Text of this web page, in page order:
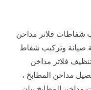
شفاطات فلاتر مداخن
صيانة وتركيب شفاط
فلاتر مداخن
مداخن المطابخ ،